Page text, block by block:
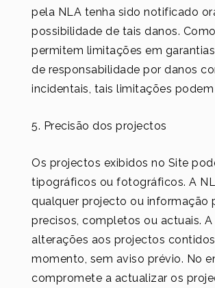
pela NLA tenha sido notificado
possibilidade de tais danos.
permitem limitações em
de responsabilidade por danos
incidentais, tais limitações
5. Precisão dos projectos
Os projectos exibidos no Site
tipográficos ou fotográficos. A
qualquer projecto ou informação
precisos, completos ou actuais.
alterações aos projectos
momento, sem aviso prévio. No
compromete a actualizar os